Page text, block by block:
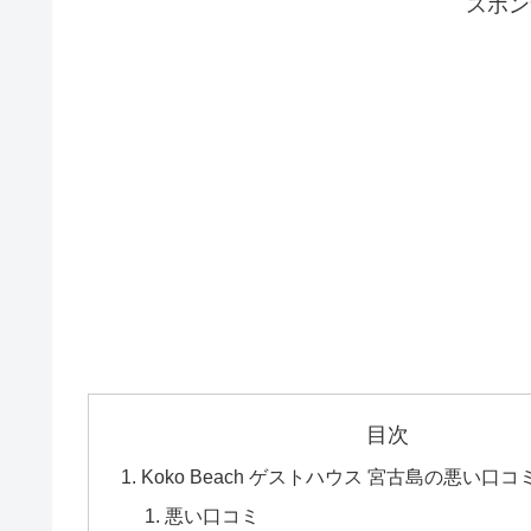
目次
Koko Beach ゲストハウス 宮古島の悪い口コ
悪い口コミ